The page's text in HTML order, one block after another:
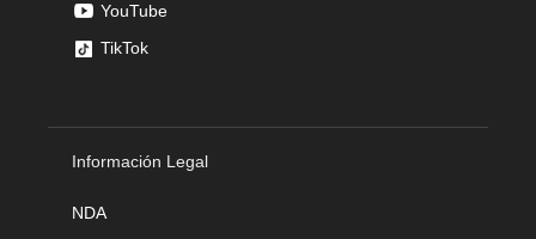
YouTube
TikTok
Información Legal
NDA